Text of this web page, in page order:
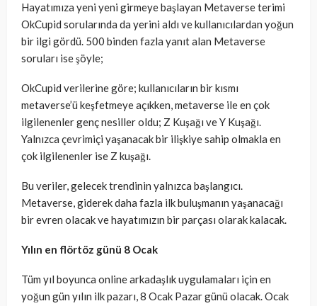
Hayatımıza yeni yeni girmeye başlayan Metaverse terimi
OkCupid sorularında da yerini aldı ve kullanıcılardan yoğun
bir ilgi gördü. 500 binden fazla yanıt alan Metaverse
soruları ise şöyle;
OkCupid verilerine göre; kullanıcıların bir kısmı
metaverse’ü keşfetmeye açıkken, metaverse ile en çok
ilgilenenler genç nesiller oldu; Z Kuşağı ve Y Kuşağı.
Yalnızca çevrimiçi yaşanacak bir ilişkiye sahip olmakla en
çok ilgilenenler ise Z kuşağı.
Bu veriler, gelecek trendinin yalnızca başlangıcı.
Metaverse, giderek daha fazla ilk buluşmanın yaşanacağı
bir evren olacak ve hayatımızın bir parçası olarak kalacak.
Yılın en flörtöz günü 8 Ocak
Tüm yıl boyunca online arkadaşlık uygulamaları için en
yoğun gün yılın ilk pazarı, 8 Ocak Pazar günü olacak. Ocak